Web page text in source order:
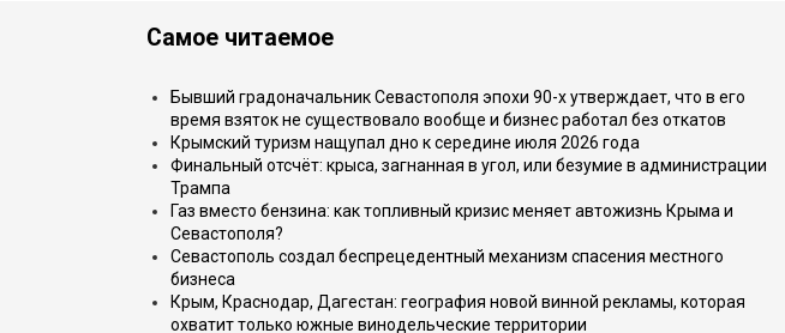
Самое читаемое
Бывший градоначальник Севастополя эпохи 90-х утверждает, что в его
время взяток не существовало вообще и бизнес работал без откатов
Крымский туризм нащупал дно к середине июля 2026 года
Финальный отсчёт: крыса, загнанная в угол, или безумие в администрации
Трампа
Газ вместо бензина: как топливный кризис меняет автожизнь Крыма и
Севастополя?
Севастополь создал беспрецедентный механизм спасения местного
бизнеса
Крым, Краснодар, Дагестан: география новой винной рекламы, которая
охватит только южные винодельческие территории